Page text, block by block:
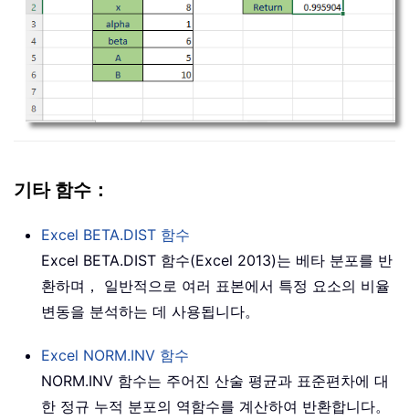
기타 함수：
Excel BETA.DIST 함수
Excel BETA.DIST 함수(Excel 2013)는 베타 분포를 반
환하며， 일반적으로 여러 표본에서 특정 요소의 비율
변동을 분석하는 데 사용됩니다。
Excel NORM.INV 함수
NORM.INV 함수는 주어진 산술 평균과 표준편차에 대
한 정규 누적 분포의 역함수를 계산하여 반환합니다。